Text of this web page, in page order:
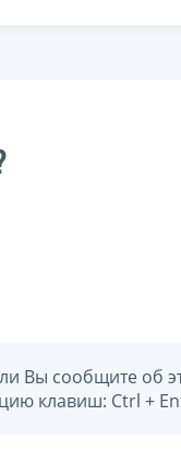
Вы сообщите об
клавиш: Ctrl +